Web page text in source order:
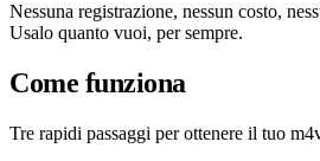
Nessuna registrazione, nessun costo,
Usalo quanto vuoi, per sempre.
Come funziona
Tre rapidi passaggi per ottenere il tuo